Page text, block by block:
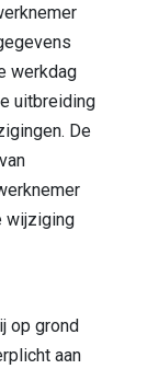
werkdag
uitbreiding
De
wijziging
op grond
aan